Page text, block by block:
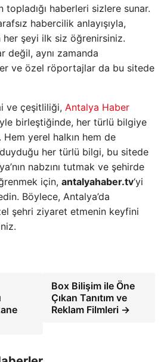
topladığı haberleri sizlere sunar.
habercilik anlayışıyla,
her şeyi ilk siz öğrenirsiniz.
değil, aynı zamanda
ve özel röportajlar da bu sitede
ve çeşitliliği, Antalya Haber
birleştiğinde, her türlü bilgiye
Hem yerel halkın hem de
her türlü bilgi, bu sitede
nabzını tutmak ve şehirde
için, antalyahaber.tv‘yi
Böylece, Antalya’da
şehri ziyaret etmenin keyfini
Box Bilişim ile Öne
Çıkan Tanıtım ve
Reklam Filmleri →